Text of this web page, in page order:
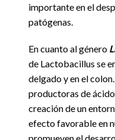
importante en el
patógenas.
En cuanto al género
de Lactobacillus se
delgado y en el
productoras de
creación de un
efecto favorable en
promueven el